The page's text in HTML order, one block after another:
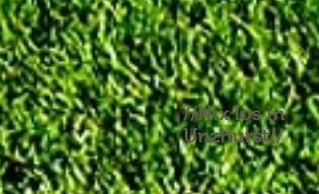
//Nix los in
Unzhurst//